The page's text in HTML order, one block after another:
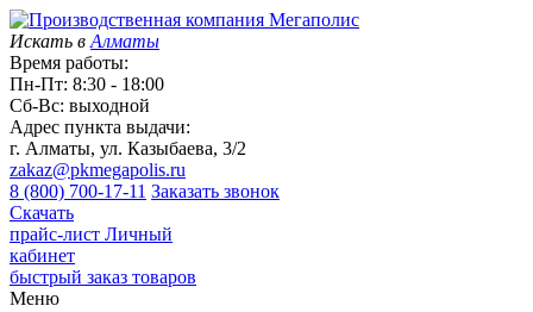
Искать в Алматы
Время работы:
Пн-Пт: 8:30 - 18:00
Сб-Вс: выходной
Адрес пункта выдачи:
г. Алматы, ул. Казыбаева, 3/2
zakaz@pkmegapolis.ru
8 (800) 700-17-11 Заказать звонок
Скачать
прайс-лист Личный
кабинет
быстрый заказ товаров
Меню